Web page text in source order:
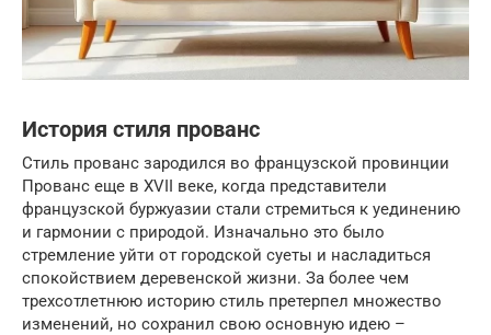
История стиля прованс
Стиль прованс зародился во французской провинции
Прованс еще в XVII веке, когда представители
французской буржуазии стали стремиться к уединению
и гармонии с природой. Изначально это было
стремление уйти от городской суеты и насладиться
спокойствием деревенской жизни. За более чем
трехсотлетнюю историю стиль претерпел множество
изменений, но сохранил свою основную идею –